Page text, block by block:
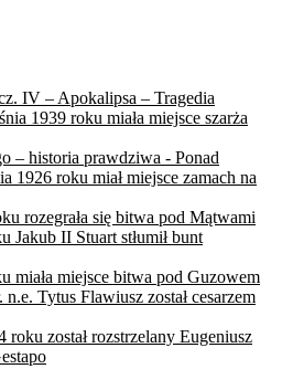
IV – Apokalipsa – Tragedia
1939 roku miała miejsce szarża
– historia prawdziwa - Ponad
1926 roku miał miejsce zamach na
rozegrała się bitwa pod Mątwami
Jakub II Stuart stłumił bunt
miała miejsce bitwa pod Guzowem
n.e. Tytus Flawiusz został cesarzem
roku został rozstrzelany Eugeniusz